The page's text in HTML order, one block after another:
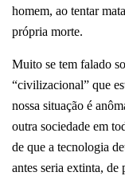
homem, ao tentar
própria morte.
Muito se tem falado
“civilizacional” que
nossa situação é
outra sociedade em
de que a tecnologia
antes seria extinta, de